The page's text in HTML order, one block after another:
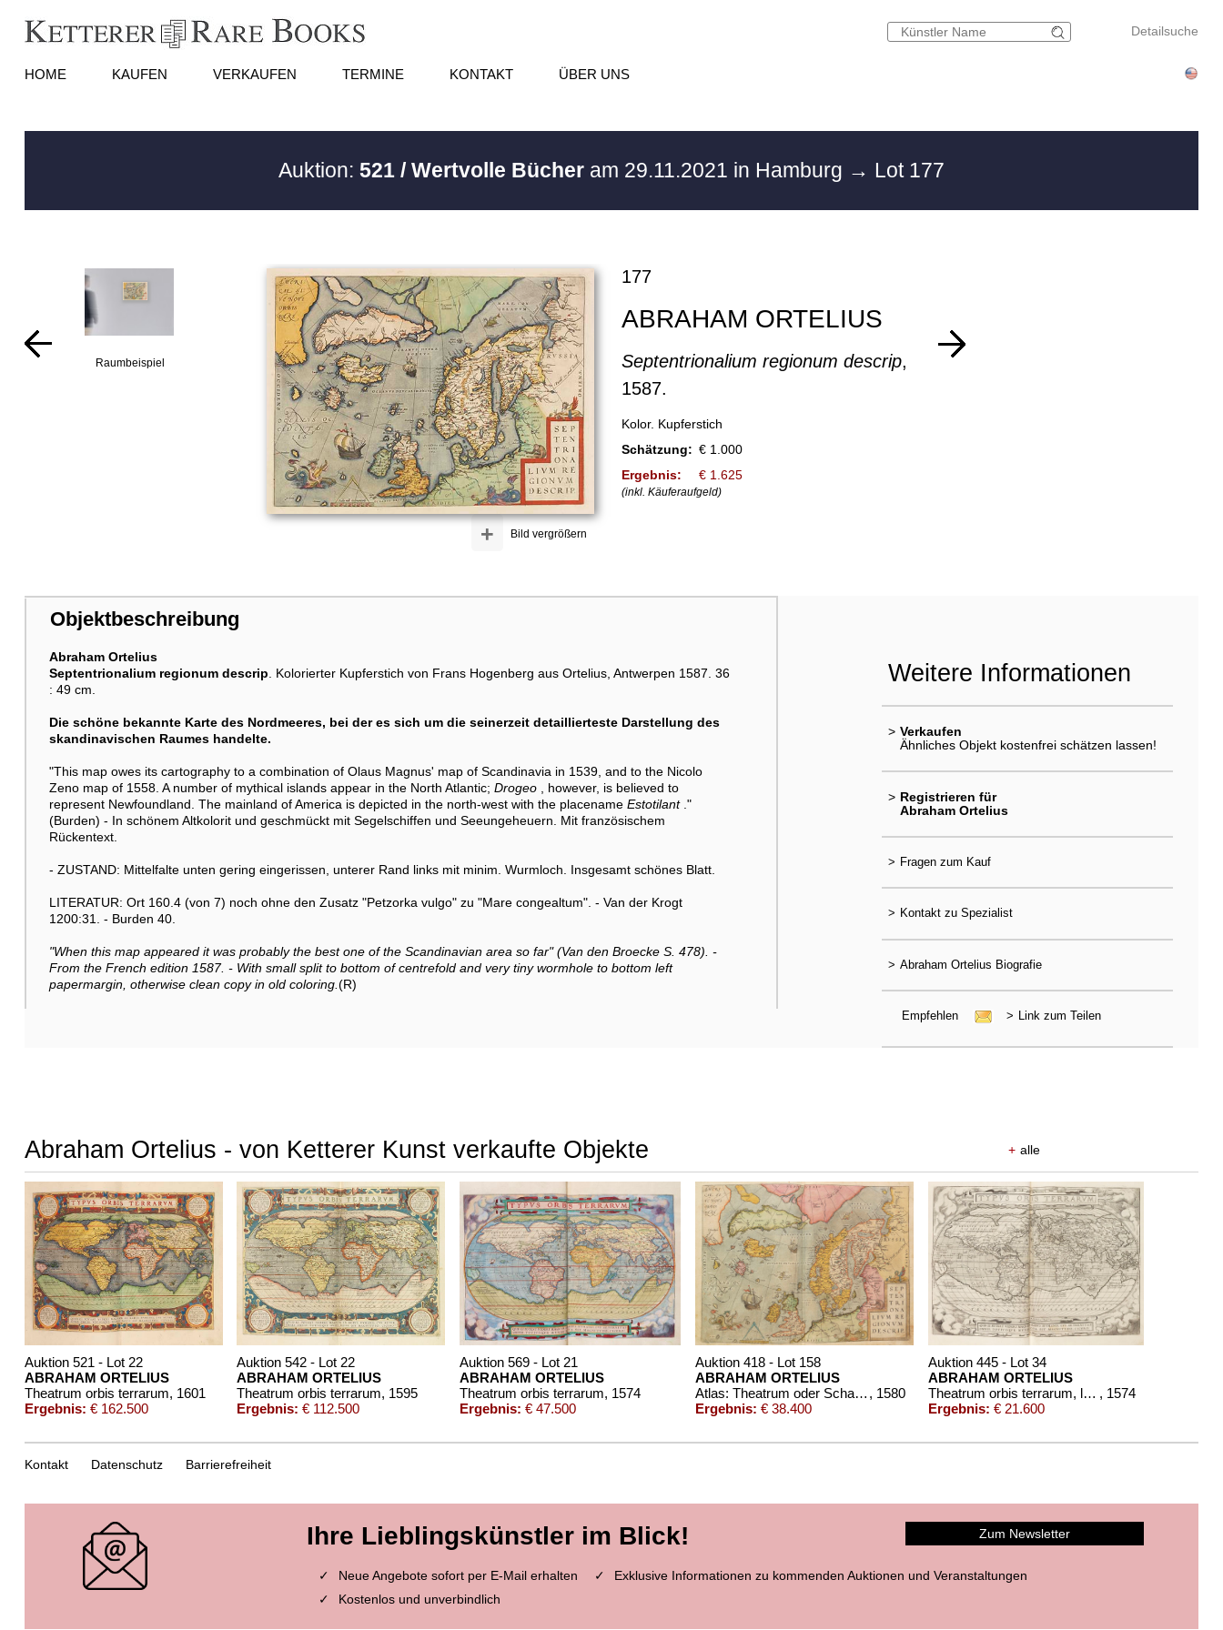
Detailsuche
HOME KAUFEN VERKAUFEN TERMINE KONTAKT ÜBER UNS
Auktion: 521 / Wertvolle Bücheram 29.11.2021 in Hamburg → Lot 177
Raumbeispiel
Bild vergrößern
+
177
ABRAHAM ORTELIUS
Septentrionalium regionum descrip,
1587.
Kolor. Kupferstich
Schätzung: € 1.000
Ergebnis:
€ 1.625
(inkl. Käuferaufgeld)
Objektbeschreibung
Abraham Ortelius
Septentrionalium regionum descrip . Kolorierter Kupferstich von Frans Hogenberg aus Ortelius, Antwerpen 1587. 36
: 49 cm.
Die schöne bekannte Karte des Nordmeeres, bei der es sich um die seinerzeit detaillierteste Darstellung des
skandinavischen Raumes handelte.
"This map owes its cartography to a combination of Olaus Magnus' map of Scandinavia in 1539, and to the Nicolo
Zeno map of 1558. A number of mythical islands appear in the North Atlantic; Drogeo, however, is believed to
represent Newfoundland. The mainland of America is depicted in the north-west with the placename Estotilant."
(Burden) - In schönem Altkolorit und geschmückt mit Segelschiffen und Seeungeheuern. Mit französischem
Rückentext.
- ZUSTAND: Mittelfalte unten gering eingerissen, unterer Rand links mit minim. Wurmloch. Insgesamt schönes Blatt.
LITERATUR: Ort 160.4 (von 7) noch ohne den Zusatz "Petzorka vulgo" zu "Mare congealtum". - Van der Krogt
1200:31. - Burden 40.
"When this map appeared it was probably the best one of the Scandinavian area so far" (Van den Broecke S. 478). -
From the French edition 1587. - With small split to bottom of centrefold and very tiny wormhole to bottom left
papermargin, otherwise clean copy in old coloring. (R)
Weitere Informationen
> Verkaufen
Ähnliches Objekt kostenfrei schätzen lassen!
> Registrieren für
Abraham Ortelius
> Fragen zum Kauf
> Kontakt zu Spezialist
> Abraham Ortelius Biografie
Empfehlen > Link zum Teilen
Abraham Ortelius - von Ketterer Kunst verkaufte Objekte + alle
Auktion 521 - Lot 22
ABRAHAM ORTELIUS
Theatrum orbis terrarum, 1601
Ergebnis: € 162.500
Auktion 542 - Lot 22
ABRAHAM ORTELIUS
Theatrum orbis terrarum, 1595
Ergebnis: € 112.500
Auktion 569 - Lot 21
ABRAHAM ORTELIUS
Theatrum orbis terrarum, 1574
Ergebnis: € 47.500
Auktion 418 - Lot 158
ABRAHAM ORTELIUS
Atlas: Theatrum oder Schawbuech. Dt. Ausgabe. 1580/84 , 1580
Ergebnis: € 38.400
Auktion 445 - Lot 34
ABRAHAM ORTELIUS
Theatrum orbis terrarum, latein. Ausgabe 1574. , 1574
Ergebnis: € 21.600
Kontakt Datenschutz Barrierefreiheit
Ihre Lieblingskünstler im Blick!
Neue Angebote sofort per E-Mail erhalten
Exklusive Informationen zu kommenden Auktionen und Veranstaltungen
Kostenlos und unverbindlich
Zum Newsletter